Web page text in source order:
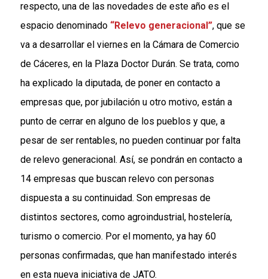
respecto, una de las novedades de este año es el
espacio denominado“Relevo generacional”, que se
va a desarrollar el viernes en la Cámara de Comercio
de Cáceres, en la Plaza Doctor Durán. Se trata, como
ha explicado la diputada, de poner en contacto a
empresas que, por jubilación u otro motivo, están a
punto de cerrar en alguno de los pueblos y que, a
pesar de ser rentables, no pueden continuar por falta
de relevo generacional. Así, se pondrán en contacto a
14 empresas que buscan relevo con personas
dispuesta a su continuidad. Son empresas de
distintos sectores, como agroindustrial, hostelería,
turismo o comercio. Por el momento, ya hay 60
personas confirmadas, que han manifestado interés
en esta nueva iniciativa de JATO.